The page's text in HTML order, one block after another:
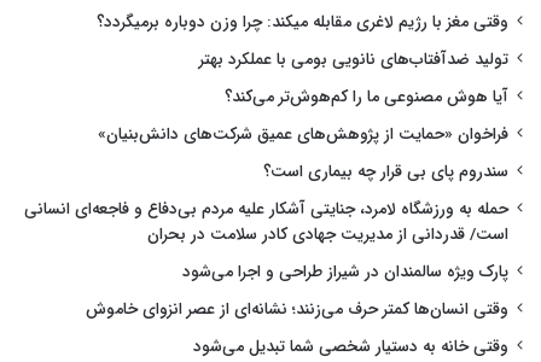
وقتی مغز با رژیم لاغری مقابله میکند: چرا وزن دوباره برمیگردد؟
تولید ضدآفتاب‌های نانویی بومی با عملکرد بهتر
آیا هوش مصنوعی ما را کم‌هوش‌تر می‌کند؟
فراخوان «حمایت از پژوهش‌های عمیق شرکت‌های دانش‌بنیان»
سندروم پای بی قرار چه بیماری است؟
حمله به ورزشگاه لامرد، جنایتی آشکار علیه مردم بی‌دفاع و فاجعه‌ای انسانی
است/ قدردانی از مدیریت جهادی کادر سلامت در بحران
پارک ویژه سالمندان در شیراز طراحی و اجرا می‌شود
وقتی انسان‌ها کمتر حرف می‌زنند؛ نشانه‌ای از عصر انزوای خاموش
وقتی خانه به دستیار شخصی شما تبدیل می‌شود